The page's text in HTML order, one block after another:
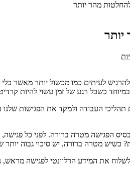
מהר יותר
יותר
לעיתים כמו מכשול יותר מאשר
כשכל רגע של זמן עשוי להיות
תהליכי העבודה ולמקד את הפגישות
הפגישה מטרה ברורה. לפני כל
כשיש מטרה ברורה, יש סיכוי גבוה
את המידע הרלוונטי לפגישה